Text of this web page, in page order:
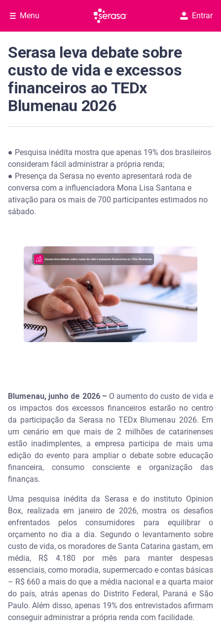
Menu Entrar
Serasa leva debate sobre
custo de vida e excessos
financeiros ao TEDx
Blumenau 2026
● Pesquisa inédita mostra que apenas 19% dos brasileiros
consideram fácil administrar a própria renda;
● Presença da Serasa no evento apresentará roda de
conversa com a influenciadora Mona Lisa Santana e
ativação para os mais de 700 participantes estimados no
sábado.
Blumenau, junho de 2026 – O aumento do custo de vida e
os impactos dos excessos financeiros estarão no centro
da participação da Serasa no TEDx Blumenau 2026. Em
um cenário em que mais de 2 milhões de catarinenses
estão inadimplentes, a empresa participa de mais uma
edição do evento para ampliar o debate sobre educação
financeira, consumo consciente e organização das
finanças.
Uma pesquisa inédita da Serasa e do instituto Opinion
Box, realizada em janeiro de 2026, mostra os desafios
enfrentados pelos consumidores para equilibrar o
orçamento no dia a dia. Segundo o levantamento sobre
custo de vida, os moradores de Santa Catarina gastam, em
média, R$ 4.180 por mês para manter despesas
essenciais, como moradia, supermercado e contas básicas
– R$ 660 a mais do que a média nacional e a quarta maior
do país, atrás apenas do Distrito Federal, Paraná e São
Paulo. Além disso, apenas 19% dos entrevistados afirmam
conseguir administrar a própria renda com facilidade.